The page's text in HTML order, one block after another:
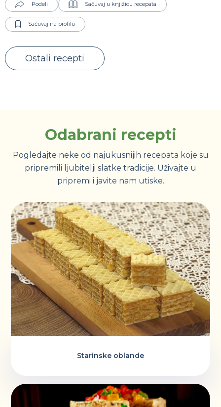
Podeli Sačuvaj u knjižicu recepata
Sačuvaj na profilu
Ostali recepti
Odabrani recepti
Pogledajte neke od najukusnijih recepata koje su
pripremili ljubitelji slatke tradicije. Uživajte u
pripremi i javite nam utiske.
Starinske oblande